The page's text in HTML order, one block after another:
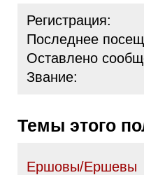
Регистрация:
Последнее
Оставлено
Звание:
Темы этого
Ершовы/Ершевы